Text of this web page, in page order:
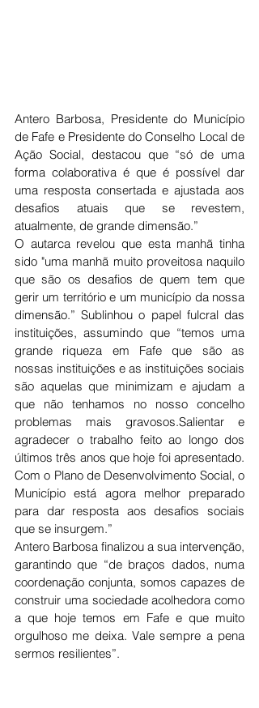
Antero Barbosa, Presidente do Município
de Fafe e Presidente do Conselho Local de
Ação Social, destacou que “só de uma
forma colaborativa é que é possível dar
uma resposta consertada e ajustada aos
desafios atuais que se revestem,
atualmente, de grande dimensão.”
O autarca revelou que esta manhã tinha
sido "uma manhã muito proveitosa naquilo
que são os desafios de quem tem que
gerir um território e um município da nossa
dimensão.” Sublinhou o papel fulcral das
instituições, assumindo que “temos uma
grande riqueza em Fafe que são as
nossas instituições e as instituições sociais
são aquelas que minimizam e ajudam a
que não tenhamos no nosso concelho
problemas mais gravosos.Salientar e
agradecer o trabalho feito ao longo dos
últimos três anos que hoje foi apresentado.
Com o Plano de Desenvolvimento Social, o
Município está agora melhor preparado
para dar resposta aos desafios sociais
que se insurgem.”
Antero Barbosa finalizou a sua intervenção,
garantindo que “de braços dados, numa
coordenação conjunta, somos capazes de
construir uma sociedade acolhedora como
a que hoje temos em Fafe e que muito
orgulhoso me deixa. Vale sempre a pena
sermos resilientes”.